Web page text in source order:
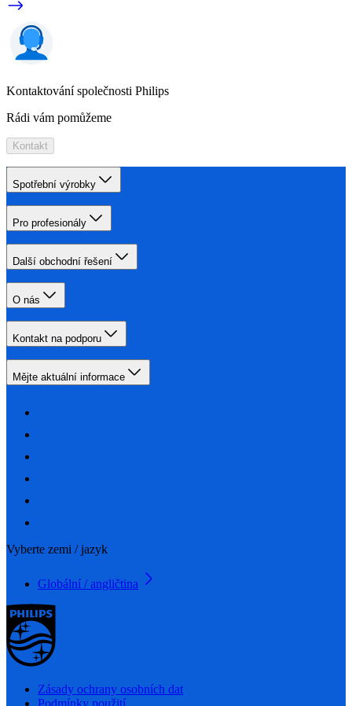
Kontaktování společnosti Philips
Rádi vám pomůžeme
Kontakt
Spotřební výrobky
Pro profesionály
Další obchodní řešení
O nás
Kontakt na podporu
Mějte aktuální informace
Vyberte zemi / jazyk
Globální / angličtina
Zásady ochrany osobních dat